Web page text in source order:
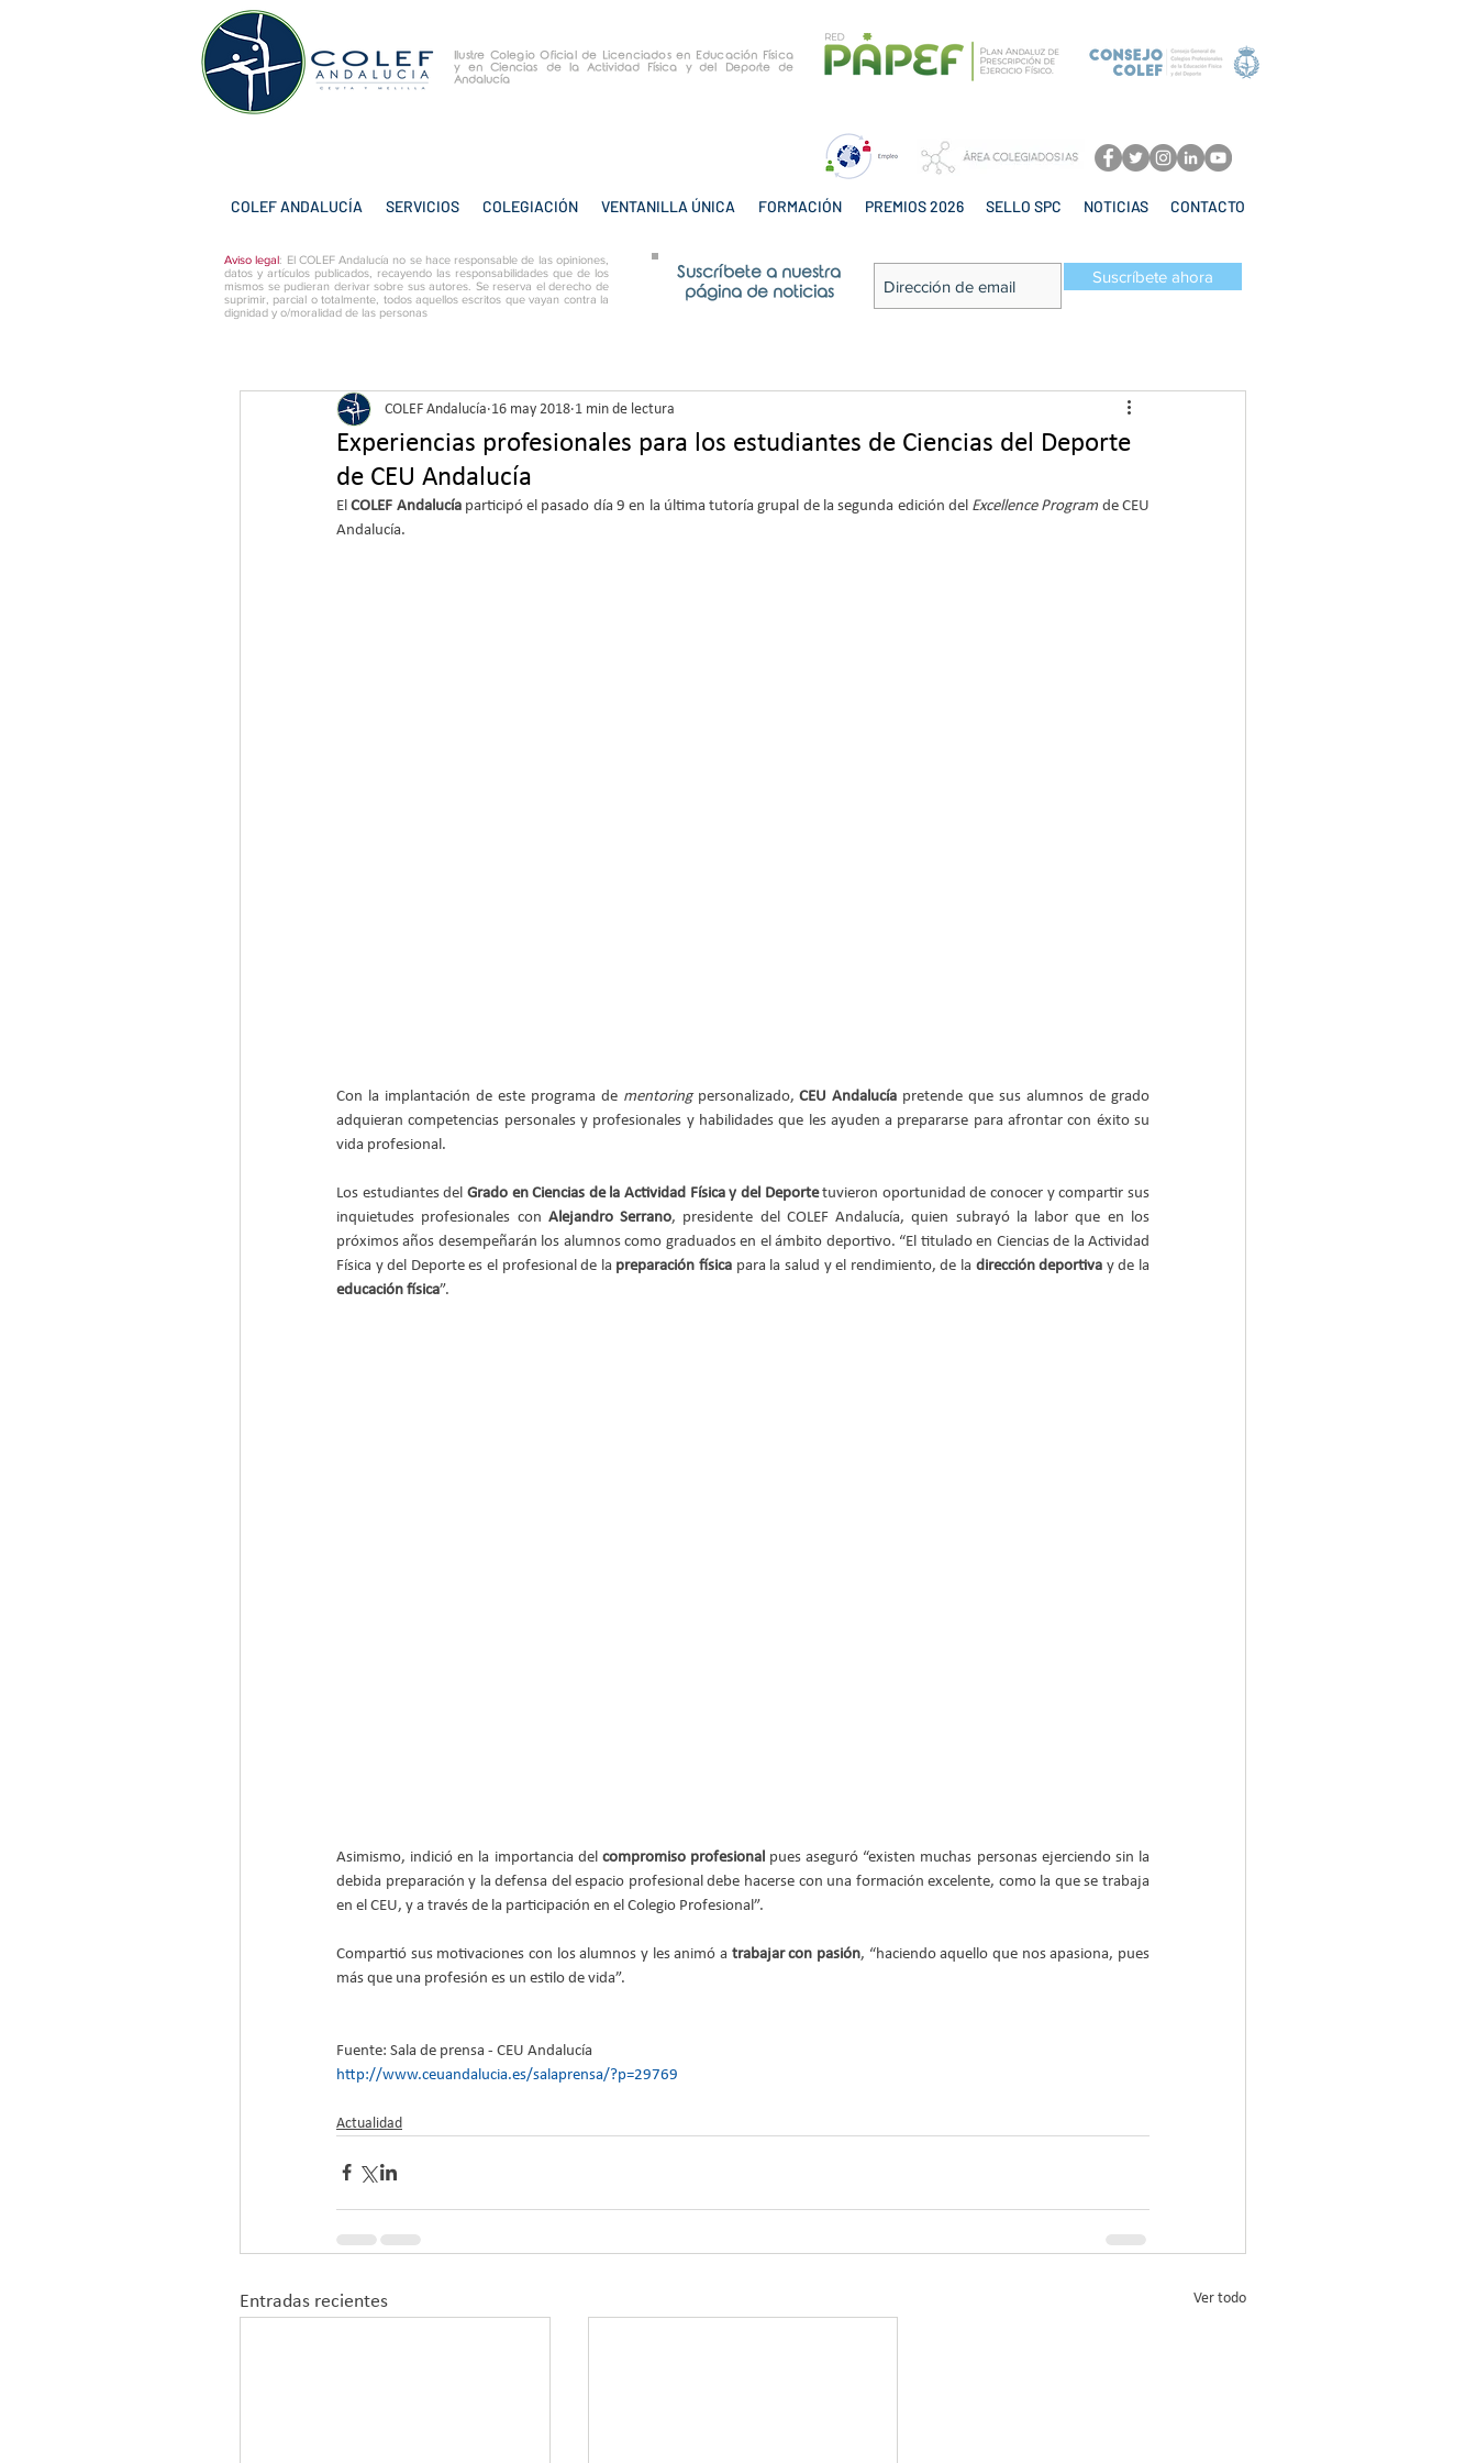
Ilustre Colegio Oficial de Licenciados en Educación Física
y en Ciencias de la Actividad Física y del Deporte de
Andalucía
COLEF ANDALUCÍA SERVICIOS COLEGIACIÓN VENTANILLA ÚNICA FORMACIÓN PREMIOS 2026 SELLO SPC NOTICIAS CONTACTO
Aviso legal: El COLEF Andalucía no se hace responsable de las opiniones,
datos y artículos publicados, recayendo las responsabilidades que de los
mismos se pudieran derivar sobre sus autores. Se reserva el derecho de
suprimir, parcial o totalmente, todos aquellos escritos que vayan contra la
dignidad y o/moralidad de las personas
Suscríbete a nuestra
página de noticias
Suscríbete ahora
Experiencias profesionales para los estudiantes de Ciencias del Deporte
de CEU Andalucía
COLEF Andalucía 16 may 2018 1 min de lectura
El COLEF Andalucía participó el pasado día 9 en la última tutoría grupal de la segunda edición del Excellence Program de CEU
Andalucía.
Con la implantación de este programa de mentoring personalizado, CEU Andalucía pretende que sus alumnos de grado
adquieran competencias personales y profesionales y habilidades que les ayuden a prepararse para afrontar con éxito su
vida profesional.
Los estudiantes del Grado en Ciencias de la Actividad Física y del Deporte tuvieron oportunidad de conocer y compartir sus
inquietudes profesionales con Alejandro Serrano, presidente del COLEF Andalucía, quien subrayó la labor que en los
próximos años desempeñarán los alumnos como graduados en el ámbito deportivo. “El titulado en Ciencias de la Actividad
Física y del Deporte es el profesional de la preparación física para la salud y el rendimiento, de la dirección deportiva
educación física”.
Asimismo, indició en la importancia del compromiso profesional pues aseguró “existen muchas personas ejerciendo sin la
debida preparación y la defensa del espacio profesional debe hacerse con una formación excelente, como la que se trabaja
en el CEU, y a través de la participación en el Colegio Profesional”.
Compartió sus motivaciones con los alumnos y les animó a trabajar con pasión, “haciendo aquello que nos apasiona, pues
más que una profesión es un estilo de vida”.
Fuente: Sala de prensa - CEU Andalucía
http://www.ceuandalucia.es/salaprensa/?p=29769
Actualidad
Entradas recientes Ver todo